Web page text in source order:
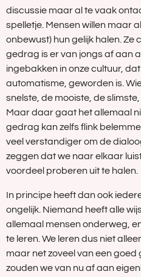
discussie maar al te vaak
spelletje. Mensen willen maar
onbewust) hun gelijk halen. Ze
gedrag is er van jongs af aan
ingebakken in onze cultuur,
automatisme, geworden is.
snelste, de mooiste, de
Maar daar gaat het allemaal
gedrag kan zelfs flink
veel verstandiger om de
zeggen dat we naar elkaar
voordeel proberen uit te halen.
In principe heeft dan ook
ongelijk. Niemand heeft alle
allemaal mensen onderweg,
te leren. We leren dus niet
maar net zoveel van een
zouden we van nu af aan